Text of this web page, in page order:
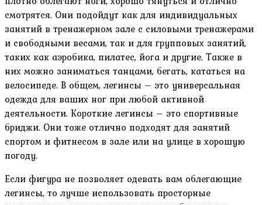
смотрятся. Они подойдут как для индивидуальных
занятий в тренажерном зале с силовыми тренажерами
и свободными весами, так и для групповых занятий,
таких как аэробика, пилатес, йога и другие. Также в
них можно заниматься танцами, бегать, кататься на
велосипеде. В общем, легинсы – это универсальная
одежда для ваших ног при любой активной
деятельности. Короткие легинсы – это спортивные
бриджи. Они тоже отлично подходят для занятий
спортом и фитнесом в зале или на улице в хорошую
погоду.
Если фигура не позволяет одевать вам облегающие
легинсы, то лучше использовать просторные